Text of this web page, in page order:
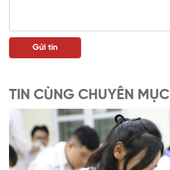
TIN CÙNG CHUYÊN MỤC